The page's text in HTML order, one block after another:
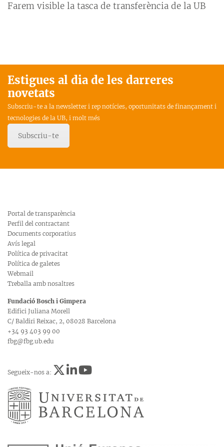
Farem visible la tasca de transferència de la UB
Estigues al dia de les darreres
novetats
Subscriu-te a la newsletter i rep notícies, oportunitats de finançament i
tecnologies de la UB, i molt més
Subscriu-te
Portal de transparència
Perfil del contractant
Documents corporatius
Avís legal
Política de privacitat
Política de galetes
Webmail
Treballa amb nosaltres
Fundació Bosch i Gimpera
Edifici Juliana Morell
C/ Baldiri Reixac, 2, 08028 Barcelona
+34 93 403 99 00
fbg@fbg.ub.edu
Segueix-nos a: